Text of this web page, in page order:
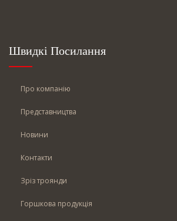
Швидкі Посилання
Про компанію
Представництва
Новини
Контакти
Зріз троянди
Горшкова продукція